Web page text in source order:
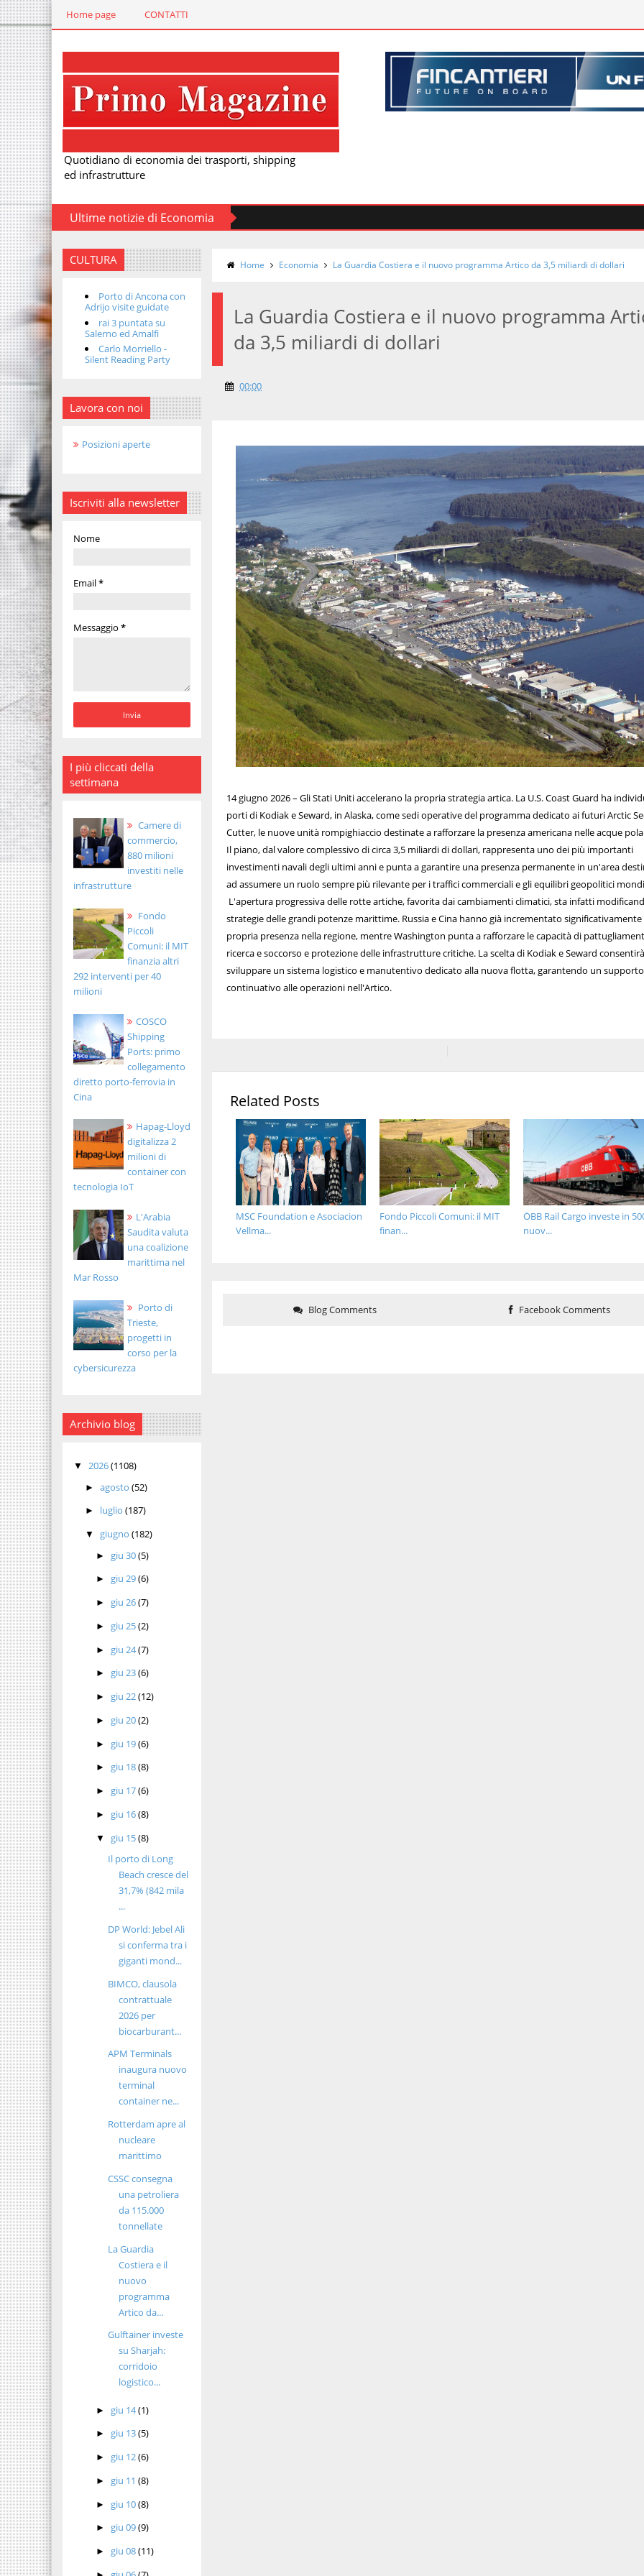
Home page CONTATTI
Quotidiano di economia dei trasporti, shipping
ed infrastrutture
Ultime notizie di Economia
CULTURA
Porto di Ancona con
Adrijo visite guidate
rai 3 puntata su
Salerno ed Amalfi
Carlo Morriello -
Silent Reading Party
Lavora con noi
Posizioni aperte
Iscriviti alla newsletter
Nome
Email*
Messaggio *
I più cliccati della
settimana
Camere di
commercio,
880 milioni
investiti nelle
infrastrutture
Fondo
Piccoli
Comuni: il MIT
finanzia altri
292 interventi per 40
milioni
COSCO
Shipping
Ports: primo
collegamento
diretto porto-ferrovia in
Cina
Hapag-Lloyd
digitalizza 2
milioni di
container con
tecnologia IoT
L'Arabia
Saudita valuta
una coalizione
marittima nel
Mar Rosso
Porto di
Trieste,
progetti in
corso per la
cybersicurezza
Archivio blog
▼ 2026(1108)
► agosto (52)
► luglio (187)
▼ giugno (182)
► giu 30(5)
► giu 29(6)
► giu 26(7)
► giu 25(2)
► giu 24(7)
► giu 23(6)
► giu 22(12)
► giu 20(2)
► giu 19(6)
► giu 18(8)
► giu 17(6)
► giu 16(8)
▼ giu 15(8)
Il porto di Long
Beach cresce del
31,7% (842 mila
...
DP World: Jebel Ali
si conferma tra i
giganti mond...
BIMCO, clausola
contrattuale
2026 per
biocarburant...
APM Terminals
inaugura nuovo
terminal
container ne...
Rotterdam apre al
nucleare
marittimo
CSSC consegna
una petroliera
da 115.000
tonnellate
La Guardia
Costiera e il
nuovo
programma
Artico da...
Gulftainer investe
su Sharjah:
corridoio
logistico...
► giu 14(1)
► giu 13(5)
► giu 12(6)
► giu 11(8)
► giu 10(8)
► giu 09(9)
► giu 08(11)
Home Economia La Guardia Costiera e il nuovo programma Artico da 3,5 miliardi di dollari
La Guardia Costiera e il nuovo programma
da 3,5 miliardi di dollari
00:00
14 giugno 2026 – Gli Stati Uniti accelerano la propria strategia artica. La U.S. Coast Guard ha
porti di Kodiak e Seward, in Alaska, come sedi operative del programma dedicato ai futuri Arctic
Cutter, le nuove unità rompighiaccio destinate a rafforzare la presenza americana nelle acque
Il piano, dal valore complessivo di circa 3,5 miliardi di dollari, rappresenta uno dei più importanti
investimenti navali degli ultimi anni e punta a garantire una presenza permanente in un'area
ad assumere un ruolo sempre più rilevante per i traffici commerciali e gli equilibri geopolitici
L'apertura progressiva delle rotte artiche, favorita dai cambiamenti climatici, sta infatti
strategie delle grandi potenze marittime. Russia e Cina hanno già incrementato significativamente
propria presenza nella regione, mentre Washington punta a rafforzare le capacità di
ricerca e soccorso e protezione delle infrastrutture critiche. La scelta di Kodiak e Seward
sviluppare un sistema logistico e manutentivo dedicato alla nuova flotta, garantendo un supporto
continuativo alle operazioni nell'Artico.
Related Posts
ÖBB Rail Cargo investe in
nuov...
Fondo Piccoli Comuni: il MIT
finan...
MSC Foundation e Asociacion
Vellma...
Blog Comments Facebook Comments